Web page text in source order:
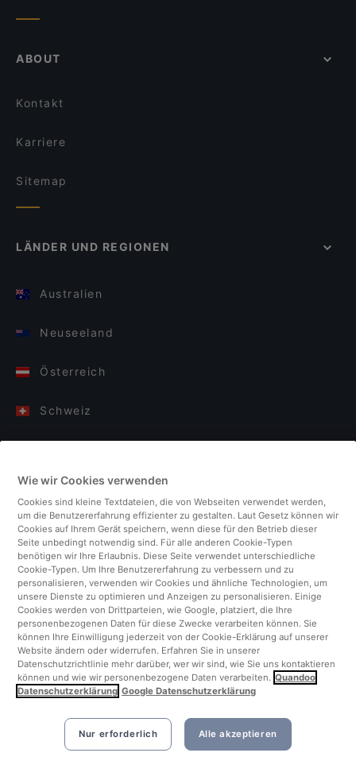
ABOUT
Kontakt
Karriere
Sitemap
LÄNDER UND REGIONEN
Australien
Neuseeland
Österreich
Schweiz
Italien
Finnland
Vereinigtes Königreich
Türkei
Niederlande
Singapur
Wie wir Cookies verwenden
Cookies sind kleine Textdateien, die von Webseiten verwendet werden,
um die Benutzererfahrung effizienter zu gestalten. Laut Gesetz können wir
Cookies auf Ihrem Gerät speichern, wenn diese für den Betrieb dieser
Seite unbedingt notwendig sind. Für alle anderen Cookie-Typen
benötigen wir Ihre Erlaubnis. Diese Seite verwendet unterschiedliche
Cookie-Typen. Um Ihre Benutzererfahrung zu verbessern und zu
personalisieren, verwenden wir Cookies und ähnliche Technologien, um
unsere Dienste zu optimieren und Anzeigen zu personalisieren. Einige
Cookies werden von Drittparteien, wie Google, platziert, die Ihre
personenbezogenen Daten für diese Zwecke verarbeiten können. Sie
können Ihre Einwilligung jederzeit von der Cookie-Erklärung auf unserer
Website ändern oder widerrufen. Erfahren Sie in unserer
Datenschutzrichtlinie mehr darüber, wer wir sind, wie Sie uns kontaktieren
können und wie wir personenbezogene Daten verarbeiten. Quandoo
Datenschutzerklärung Google Datenschutzerklärung
Nur erforderlich Alle akzeptieren